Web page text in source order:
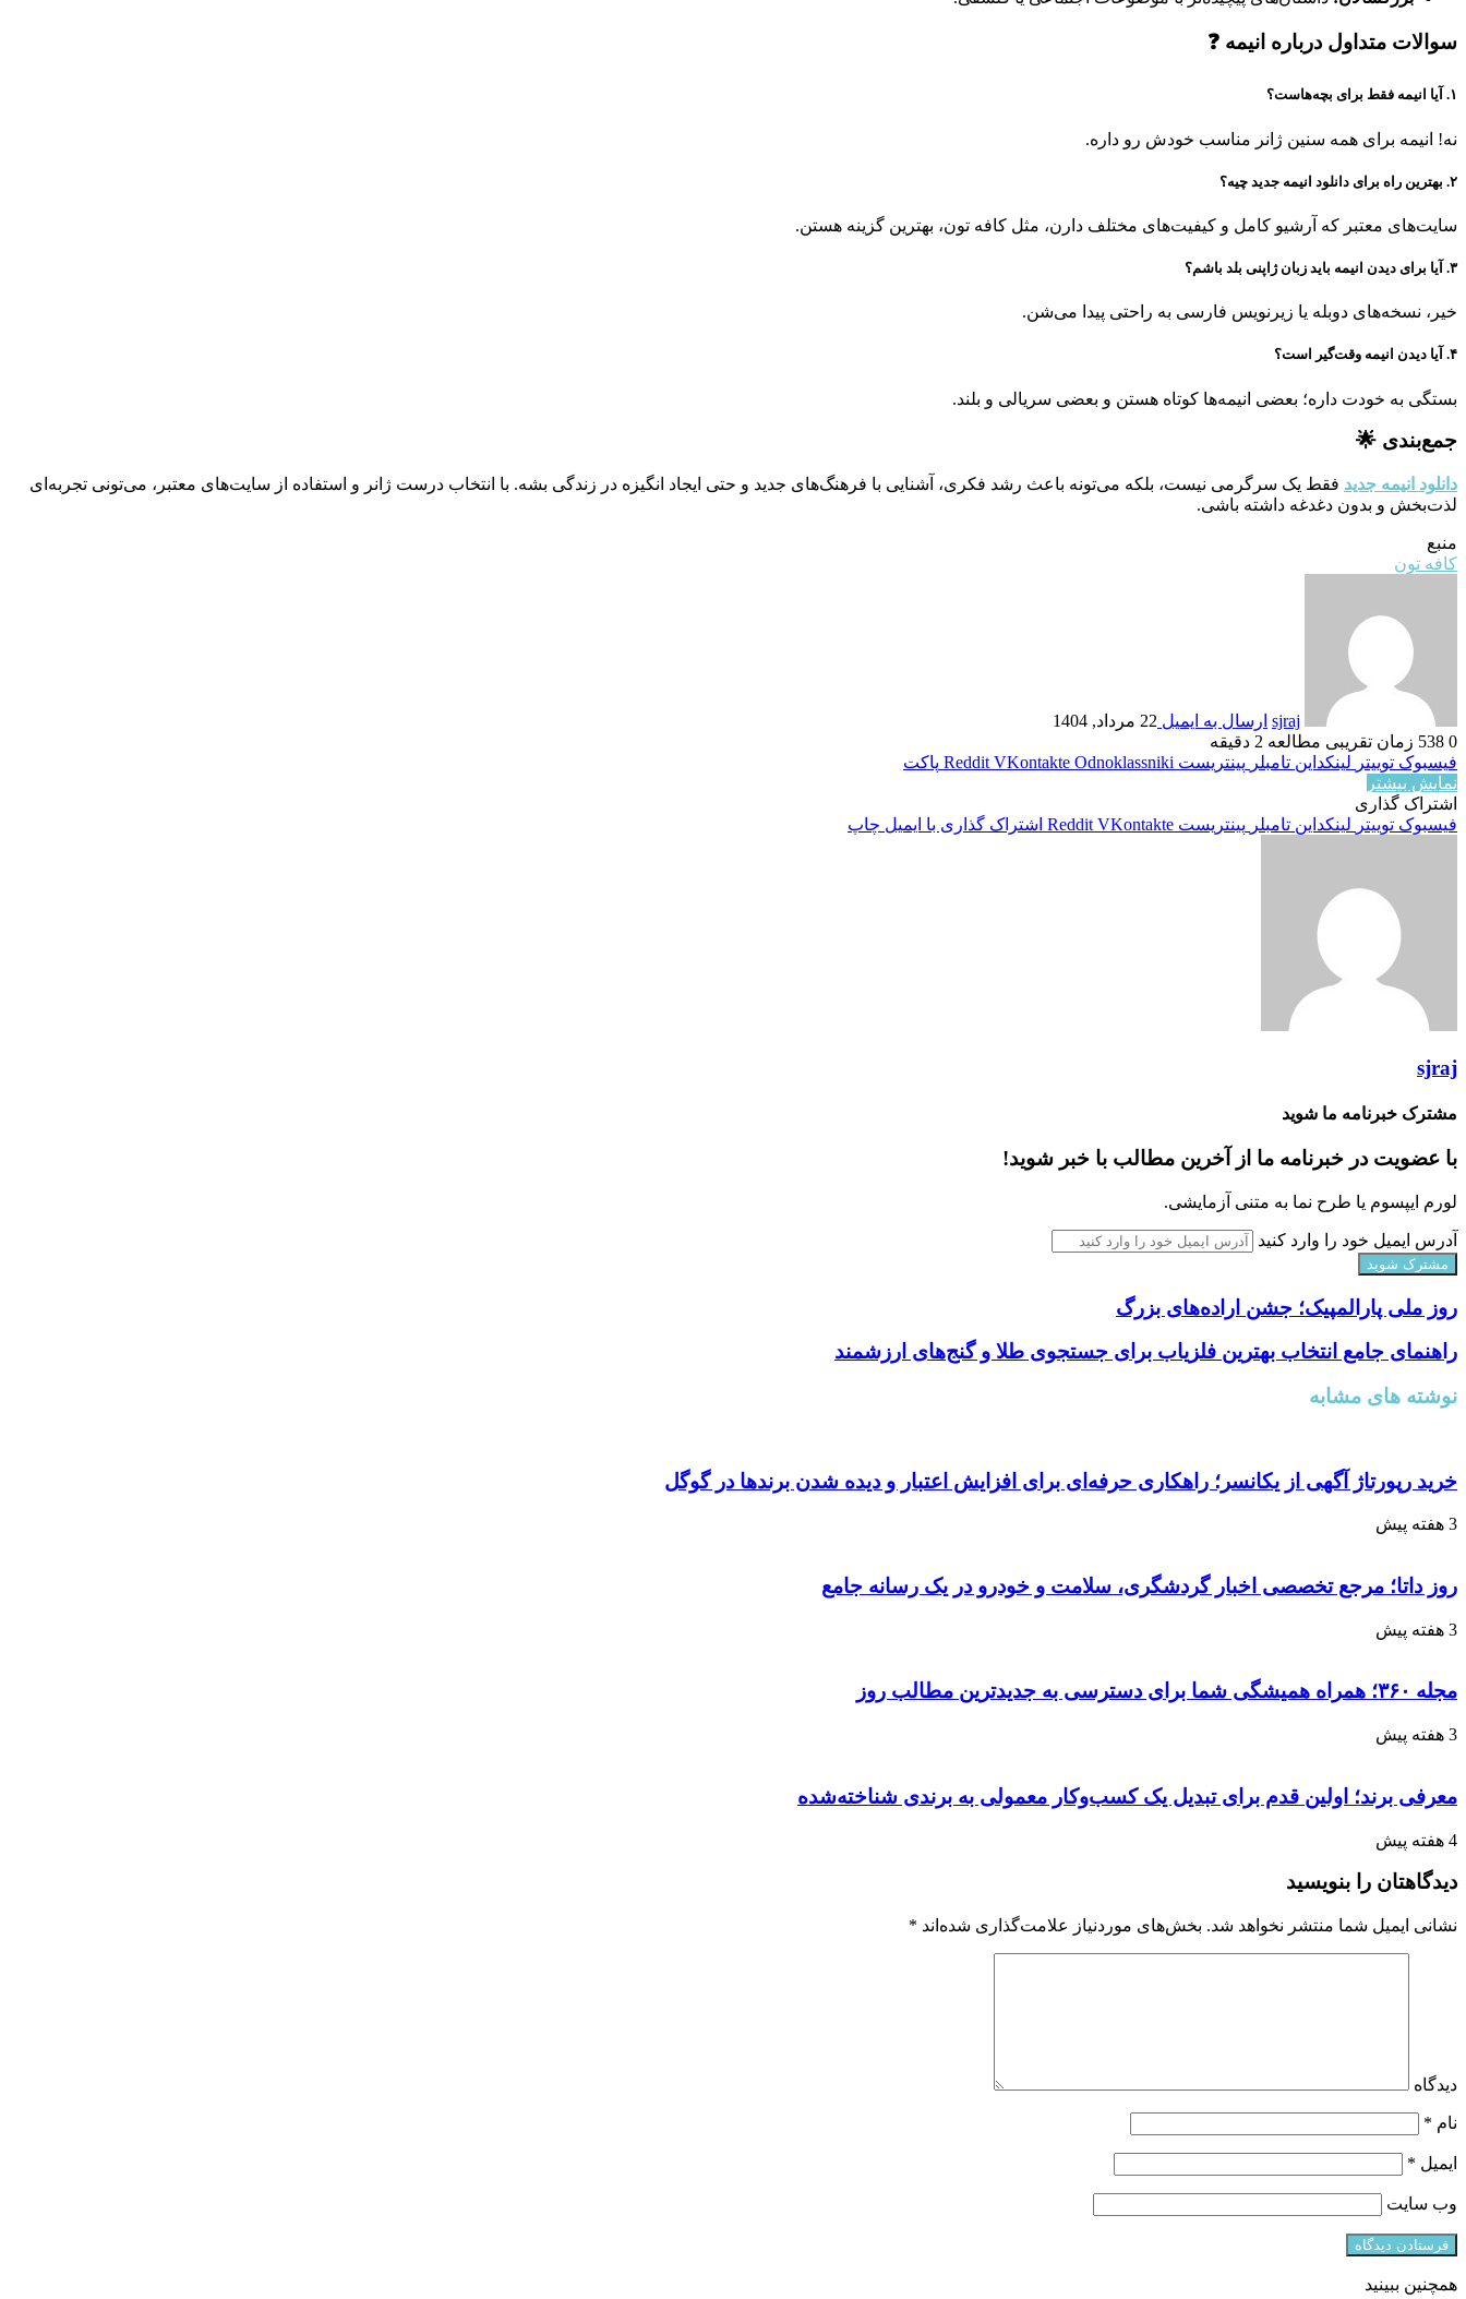
سوالات متداول درباره انیمه ❓
۱. آیا انیمه فقط برای بچه‌هاست؟
نه! انیمه برای همه سنین ژانر مناسب خودش رو داره.
۲. بهترین راه برای دانلود انیمه جدید چیه؟
سایت‌های معتبر که آرشیو کامل و کیفیت‌های مختلف دارن، مثل کافه تون، بهترین گزینه هستن.
۳. آیا برای دیدن انیمه باید زبان ژاپنی بلد باشم؟
خیر، نسخه‌های دوبله یا زیرنویس فارسی به راحتی پیدا می‌شن.
۴. آیا دیدن انیمه وقت‌گیر است؟
بستگی به خودت داره؛ بعضی انیمه‌ها کوتاه هستن و بعضی سریالی و بلند.
جمع‌بندی 🌟
دانلود انیمه جدید فقط یک سرگرمی نیست، بلکه می‌تونه باعث رشد فکری، آشنایی با فرهنگ‌های جدید و حتی ایجاد انگیزه در زندگی بشه. با انتخاب درست ژانر و استفاده از سایت‌های معتبر، می‌تونی تجربه‌ای
لذت‌بخش و بدون دغدغه داشته باشی.
منبع
کافه تون
sjraj ارسال به ایمیل 22 مرداد, 1404
0
زمان تقریبی مطالعه 2 دقیقه
فیسبوک توییتر لینکداین تامبلر پینتریست Reddit VKontakte Odnoklassniki
پاکت
نمایش بیشتر
اشتراک گذاری
فیسبوک توییتر لینکداین تامبلر پینتریست Reddit VKontakte اشتراک گذاری با ایمیل چاپ
sjraj
مشترک خبرنامه ما شوید
با عضویت در خبرنامه ما از آخرین مطالب با خبر شوید!
لورم ایپسوم یا طرح‌ نما به متنی آزمایشی.
آدرس ایمیل خود را وارد کنید
روز ملی پارالمپیک؛ جشن اراده‌های بزرگ
راهنمای جامع انتخاب بهترین فلزیاب برای جستجوی طلا و گنج‌های ارزشمند
نوشته های مشابه
خرید رپورتاژ آگهی از یکانسر؛ راهکاری حرفه‌ای برای افزایش اعتبار و دیده شدن برندها در گوگل
3 هفته پیش
روز داتا؛ مرجع تخصصی اخبار گردشگری، سلامت و خودرو در یک رسانه جامع
3 هفته پیش
مجله ۳۶۰؛ همراه همیشگی شما برای دسترسی به جدیدترین مطالب روز
3 هفته پیش
معرفی برند؛ اولین قدم برای تبدیل یک کسب‌وکار معمولی به برندی شناخته‌شده
4 هفته پیش
دیدگاهتان را بنویسید
نشانی ایمیل شما منتشر نخواهد شد. بخش‌های موردنیاز علامت‌گذاری شده‌اند *
دیدگاه
نام *
ایمیل *
وب‌ سایت
همچنین ببینید